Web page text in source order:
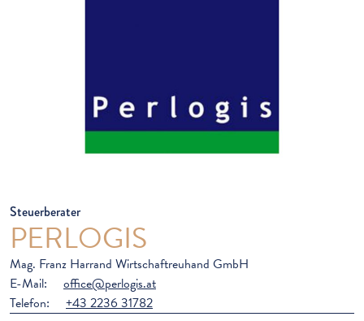
Steuerberater
PERLOGIS
Mag. Franz Harrand Wirtschaftreuhand GmbH
E-Mail:
office@perlogis.at
Telefon:
+43 2236 31782